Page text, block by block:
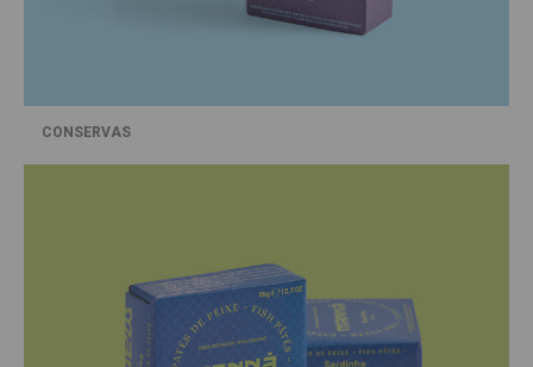
CONSERVAS